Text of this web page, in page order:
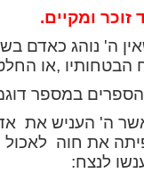
ומקיים.
ה' נוהג כאדם
,או
במספר
ה' העניש את אדם
את חוה לאכול
לנצח: